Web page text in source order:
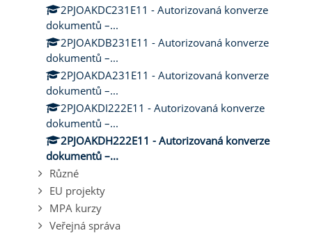
2PJOAKDC231E11 - Autorizovaná konverze
dokumentů –...
2PJOAKDB231E11 - Autorizovaná konverze
dokumentů –...
2PJOAKDA231E11 - Autorizovaná konverze
dokumentů –...
2PJOAKDI222E11 - Autorizovaná konverze
dokumentů –...
2PJOAKDH222E11 - Autorizovaná konverze
dokumentů –...
Různé
EU projekty
MPA kurzy
Veřejná správa